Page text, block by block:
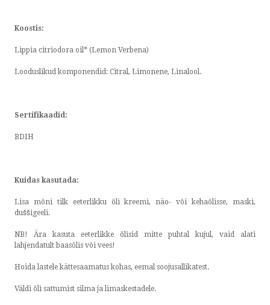
Koostis:
Lippia citriodora oil* (Lemon Verbena)
Looduslikud komponendid: Citral, Limonene, Linalool.
Sertifikaadid:
BDIH
Kuidas kasutada:
Lisa mõni tilk eeterlikku õli kreemi, näo- või kehaõlisse, maski,
duššigeeli.
NB! Ära kasuta eeterlikke õlisid mitte puhtal kujul, vaid alati
lahjendatult baasõlis või vees!
Hoida lastele kättesaamatus kohas, eemal soojusallikatest.
Väldi õli sattumist silma ja limaskestadele.